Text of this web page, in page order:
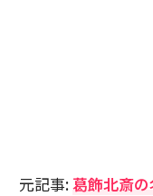
元記事:葛飾北斎